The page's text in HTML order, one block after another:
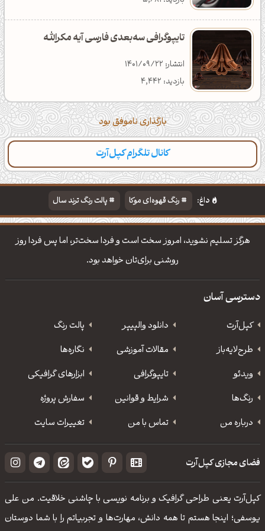
تایپوگرافی سه‌بعدی فارسی آیه مکرالله
انتشار: 1401/09/22
بازدید: 4,442
بارگذاری ناموفق بود
کانال تلگرام کپل‌آرت
داغ: رنگ قهوه‌ای موکا
پالت رنگ ترند سال
دانلود والپیپر مذهبی
تایپوگرافی شعر مولانا
هرگز تسلیم نشوید، امروز سخت است و فردا سخت‌تر، اما پس فردا روز
روشنی برای‌تان خواهد بود.
دسترسی آسان
کپل‌آرت دانلود‌ والپیپر
پالت رنگ
طرح‌لایه‌باز
مقالات آموزشی
نگاره‌ها
ویدئو
‌تایپوگرافی
ابزارهای گرافیکی
رنگ‌ها
شرایط و قوانین
سفارش پروژه
درباره من
تماس با من تغییرات سایت
فضای مجازی کپل‌آرت
کپل‌آرت یعنی طراحی گرافیک و برنامه نویسی با چاشنی خلاقیت. من علی
یوسفی؛ اینجا هستم تا همه دانش، مهارت‌‌ها و تجربیاتم را با شما دوستان